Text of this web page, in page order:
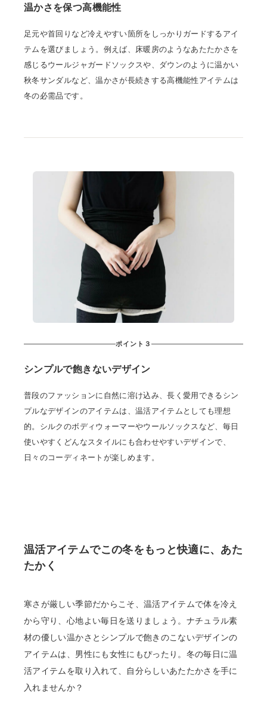
温かさを保つ高機能性
足元や首回りなど冷えやすい箇所をしっかりガードするアイ
テムを選びましょう。例えば、床暖房のようなあたたかさを
感じるウールジャガードソックスや、ダウンのように温かい
秋冬サンダルなど、温かさが長続きする高機能性アイテムは
冬の必需品です。
ポイント３
シンプルで飽きないデザイン
普段のファッションに自然に溶け込み、長く愛用できるシン
プルなデザインのアイテムは、温活アイテムとしても理想
的。シルクのボディウォーマーやウールソックスなど、毎日
使いやすくどんなスタイルにも合わせやすいデザインで、
日々のコーディネートが楽しめます。
温活アイテムでこの冬をもっと快適に、あた
たかく
寒さが厳しい季節だからこそ、温活アイテムで体を冷え
から守り、心地よい毎日を送りましょう。ナチュラル素
材の優しい温かさとシンプルで飽きのこないデザインの
アイテムは、男性にも女性にもぴったり。冬の毎日に温
活アイテムを取り入れて、自分らしいあたたかさを手に
入れませんか？